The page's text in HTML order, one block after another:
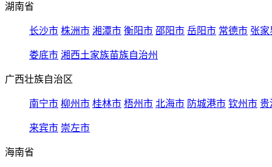
湖南省
长沙市 株洲市 湘潭市 衡阳市 邵阳市 岳阳市 常德市 张家
娄底市 湘西土家族苗族自治州
广西壮族自治区
南宁市 柳州市 桂林市 梧州市 北海市 防城港市 钦州市 贵
来宾市 崇左市
海南省